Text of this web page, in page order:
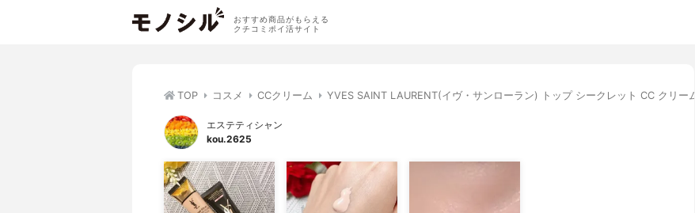
おすすめ商品がもらえる
クチコミポイ活サイト
TOP コスメ CCクリーム YVES SAINT LAURENT(イヴ・サンローラン) トップ シークレット CC クリーム
エステティシャン
kou.2625